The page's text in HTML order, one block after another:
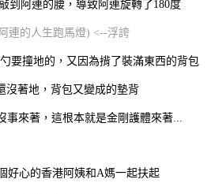
到阿連的腰，導致阿連旋轉了180度
連的人生跑馬燈) <--浮誇
要撞地的，又因為揹了裝滿東西的背包
沒著地，背包又變成的墊背
事來著，這根本就是金剛護體來著...
好心的香港阿姨和A媽一起扶起